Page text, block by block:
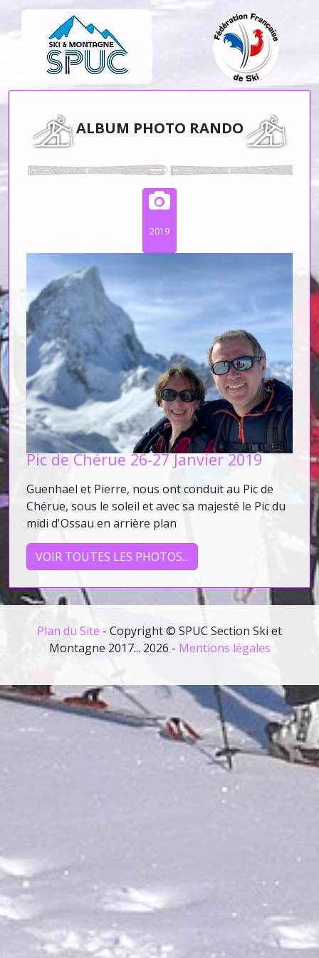
ALBUM PHOTO RANDO
2019
Pic de Chérue 26-27 Janvier 2019
Guenhael et Pierre, nous ont conduit au Pic de
Chérue, sous le soleil et avec sa majesté le Pic du
midi d'Ossau en arrière plan
VOIR TOUTES LES PHOTOS...
Plan du Site - Copyright © SPUC Section Ski et
Montagne 2017... 2026 - Mentions légales